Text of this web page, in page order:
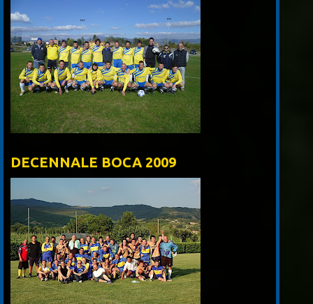
DECENNALE BOCA 2009